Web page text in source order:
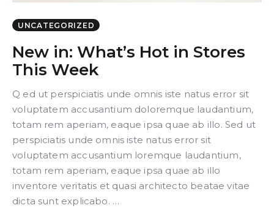
UNCATEGORIZED
New in: What’s Hot in Stores
This Week
Q ed ut perspiciatis unde omnis iste natus error sit
voluptatem accusantium doloremque laudantium,
totam rem aperiam, eaque ipsa quae ab illo. Sed ut
perspiciatis unde omnis iste natus error sit
voluptatem accusantium loremque laudantium,
totam rem aperiam, eaque ipsa quae ab illo
inventore veritatis et quasi architecto beatae vitae
dicta sunt explicabo. …